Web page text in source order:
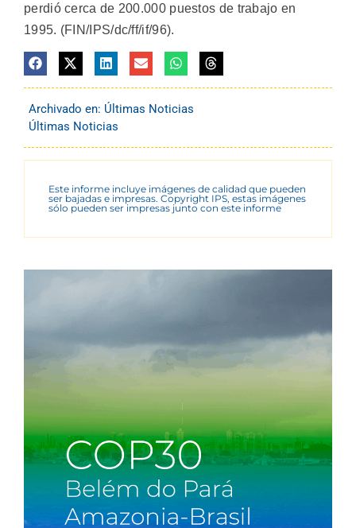
perdió cerca de 200.000 puestos de trabajo en
1995. (FIN/IPS/dc/ff/if/96).
Archivado en: Últimas Noticias
Últimas Noticias
Este informe incluye imágenes de calidad que pueden
ser bajadas e impresas. Copyright IPS, estas imágenes
sólo pueden ser impresas junto con este informe